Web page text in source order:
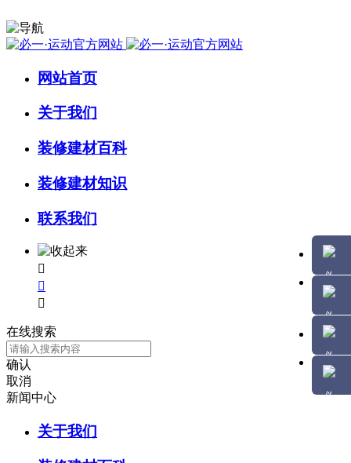
网站首页
关于我们
装修建材百科
装修建材知识
联系我们



在线搜索
确认
取消
新闻中心
关于我们